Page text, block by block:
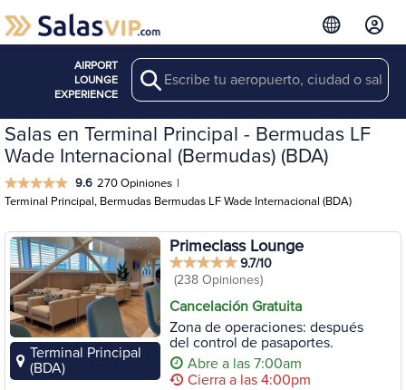
AIRPORT
LOUNGE
EXPERIENCE
Search
Salas en Terminal Principal - Bermudas LF
Wade Internacional (Bermudas) (BDA)
9.6 270 Opiniones |
Terminal Principal, Bermudas Bermudas LF Wade Internacional (BDA)
Terminal Principal
(BDA)
Primeclass Lounge
9.7/10
(238 Opiniones)
Cancelación Gratuita
Zona de operaciones: después
del control de pasaportes.
Abre a las 7:00am
Cierra a las 4:00pm